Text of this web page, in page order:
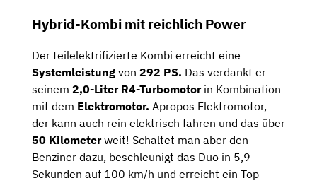
Hybrid-Kombi mit reichlich Power
Der teilelektrifizierte Kombi erreicht eine
Systemleistung von 292 PS. Das verdankt er
seinem 2,0-Liter R4-Turbomotorin Kombination
mit dem Elektromotor. Apropos Elektromotor,
der kann auch rein elektrisch fahren und das über
50 Kilometerweit! Schaltet man aber den
Benziner dazu, beschleunigt das Duo in 5,9
Sekunden auf 100 km/h und erreicht ein Top-